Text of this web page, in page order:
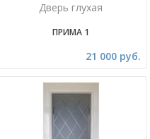
Дверь глухая
ПРИМА 1
21 000 руб.